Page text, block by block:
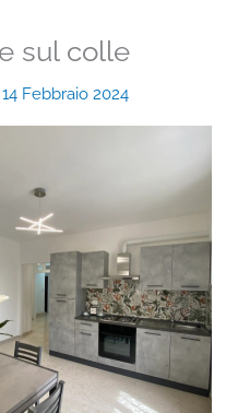
sul colle
14 Febbraio 2024